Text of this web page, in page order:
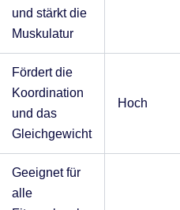
und stärkt die
Muskulatur
Fördert die
Koordination
und das
Gleichgewicht
Hoch
Geeignet für
alle